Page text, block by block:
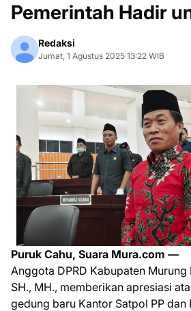
Pemerintah Hadir
Redaksi
Jumat, 1 Agustus 2025 13:22 WIB
Puruk Cahu, Suara Mura.com —
Anggota DPRD Kabupaten Murung
SH., MH., memberikan apresiasi
gedung baru Kantor Satpol PP dan